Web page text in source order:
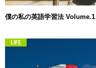
僕の私の英語学習法
LIFE